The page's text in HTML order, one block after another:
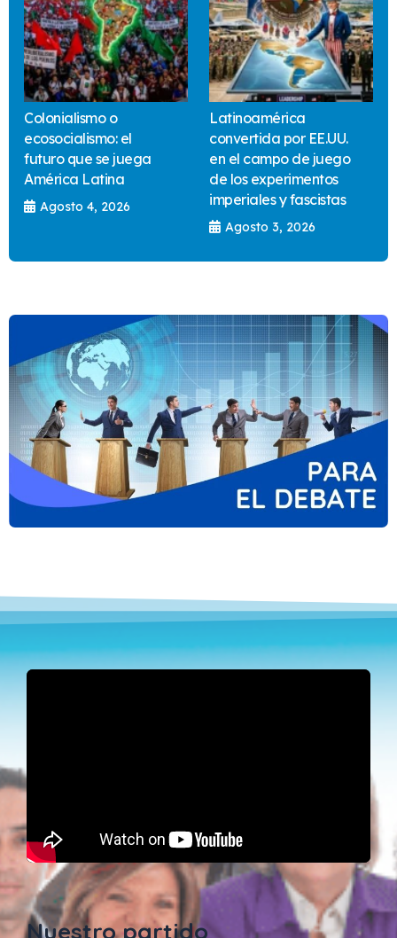
Colonialismo o
ecosocialismo: el
futuro que se juega
América Latina
Agosto 4, 2026
Latinoamérica
convertida por EE.UU.
en el campo de juego
de los experimentos
imperiales y fascistas
Agosto 3, 2026
Nuestro partido